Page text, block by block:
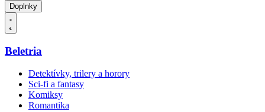
Doplnky
Beletria
Detektívky, trilery a horory
Sci-fi a fantasy
Komiksy
Romantika